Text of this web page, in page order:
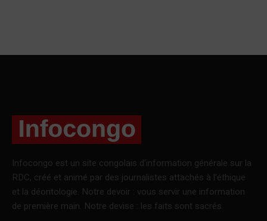
Infocongo est un site congolais d’information générale sur la
RDC, créé et animé par des journalistes attachés à l’éthique
et la déontologie. Notre devoir : vous servir une information
de première main. Notre devise : les faits sont sacrés.